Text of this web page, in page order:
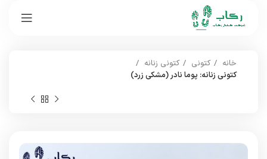
خانه کتونی
کتونی زنانه
کتونی زنانه: پوما نادر (مشکی زرد)